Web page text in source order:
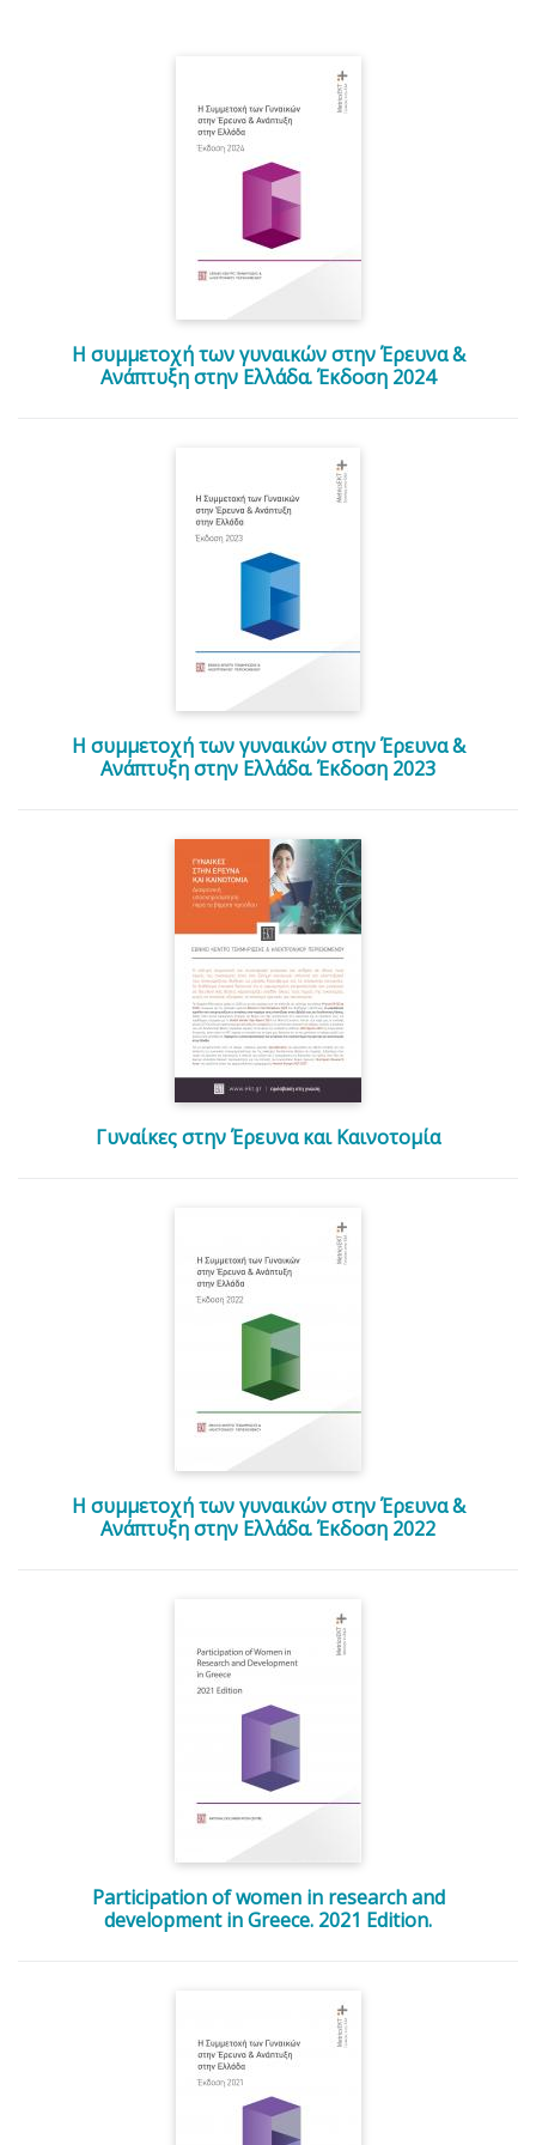
Η συμμετοχή των γυναικών στην Έρευνα &
Ανάπτυξη στην Ελλάδα. Έκδοση 2024
Η συμμετοχή των γυναικών στην Έρευνα &
Ανάπτυξη στην Ελλάδα. Έκδοση 2023
Γυναίκες στην Έρευνα και Καινοτομία
Η συμμετοχή των γυναικών στην Έρευνα &
Ανάπτυξη στην Ελλάδα. Έκδοση 2022
Participation of women in research and
development in Greece. 2021 Edition.